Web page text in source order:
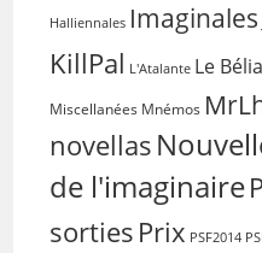
Halliennales Imaginales
KillPal L'Atalante Le
Miscellanées Mnémos
novellas
de l'imaginaire
sorties Prix PSF2014